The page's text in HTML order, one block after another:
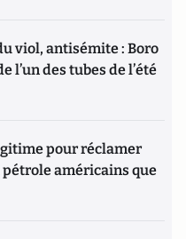
viol, antisémite : Boro
l’un des tubes de l’été
pour réclamer
pétrole américains que